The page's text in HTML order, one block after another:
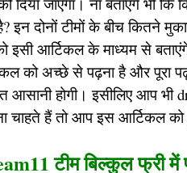
इन दोनों टीमों के बीच कितने
इसी आर्टिकल के माध्यम से
को अच्छे से पढ़ना है और पूरा
आसानी होगी। इसीलिए आप भी
चाहते हैं तो आप इस आर्टिकल को
टीम बिल्कुल फ्री में